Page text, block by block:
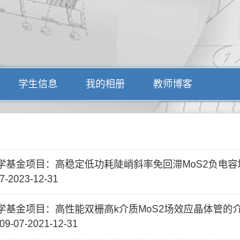
学生信息 我的相册 教师博客
基金项目：高稳定低功耗陡峭斜率免回滞MoS2负电
2023-12-31
基金项目：高性能双栅高k介质MoS2场效应晶体管的
07-2021-12-31